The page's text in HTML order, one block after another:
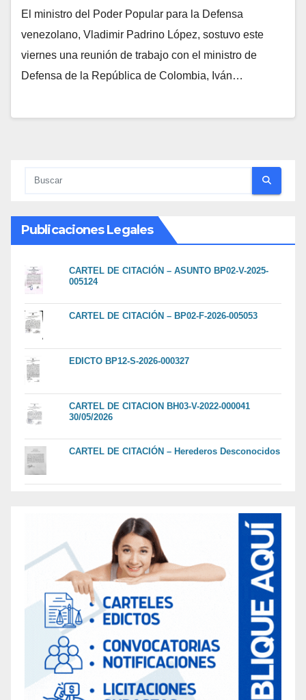
El ministro del Poder Popular para la Defensa
venezolano, Vladimir Padrino López, sostuvo este
viernes una reunión de trabajo con el ministro de
Defensa de la República de Colombia, Iván…
Publicaciones Legales
CARTEL DE CITACIÓN – ASUNTO BP02-V-2025-
005124
CARTEL DE CITACIÓN – BP02-F-2026-005053
EDICTO BP12-S-2026-000327
CARTEL DE CITACION BH03-V-2022-000041
30/05/2026
CARTEL DE CITACIÓN – Herederos Desconocidos